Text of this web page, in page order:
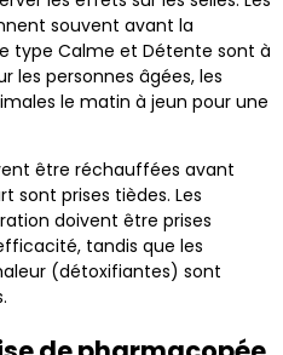
souvent avant la
type Calme et Détente sont à
les personnes âgées, les
le matin à jeun pour une
être réchauffées avant
sont prises tièdes. Les
doivent être prises
tandis que les
(détoxifiantes) sont